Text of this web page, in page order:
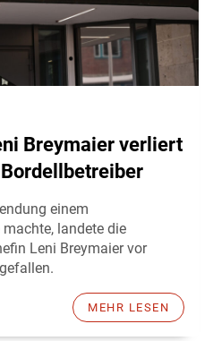
Breymaier verliert
einem
landete die
Leni Breymaier vor
MEHR LESEN